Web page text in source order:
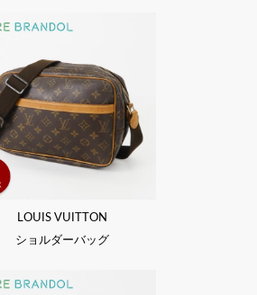
LOUIS VUITTON
ショルダーバッグ